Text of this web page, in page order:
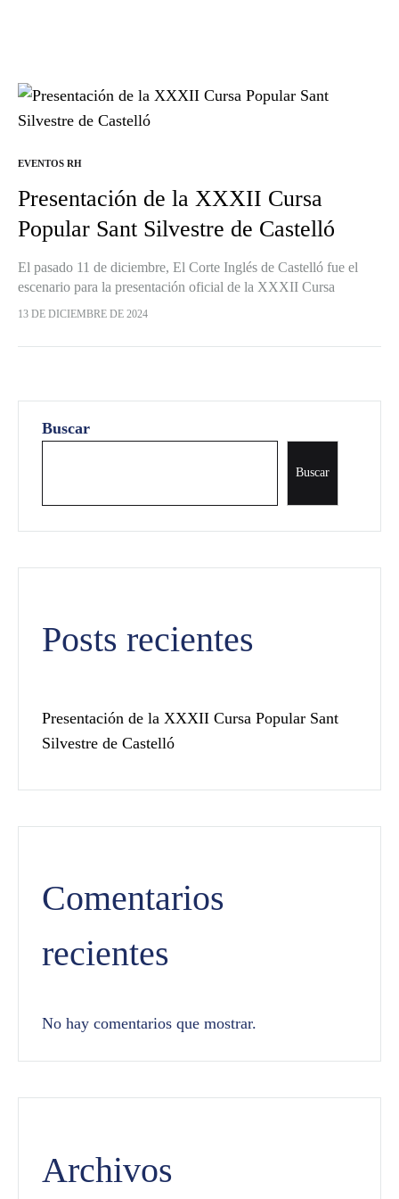
EVENTOS RH
Presentación de la XXXII Cursa
Popular Sant Silvestre de Castelló
El pasado 11 de diciembre, El Corte Inglés de Castelló fue el
escenario para la presentación oficial de la XXXII Cursa
Popular Sant Silvestre de Castelló. Esta tradicional carrera,
13 DE DICIEMBRE DE 2024
Buscar
Buscar
Posts recientes
Presentación de la XXXII Cursa Popular Sant
Silvestre de Castelló
Comentarios
recientes
No hay comentarios que mostrar.
Archivos